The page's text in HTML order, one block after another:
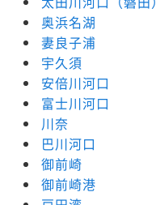
奥浜名湖
妻良子浦
宇久須
安倍川河口
富士川河口
川奈
巴川河口
御前崎
御前崎港